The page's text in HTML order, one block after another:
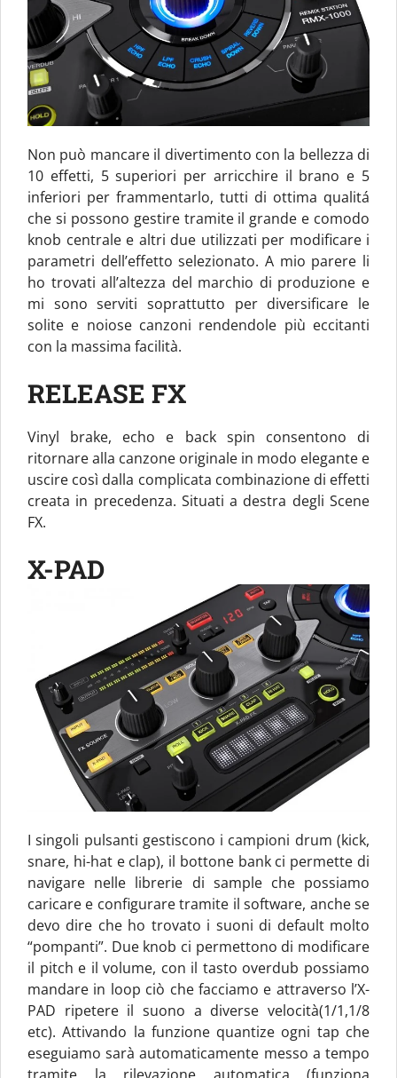
Non può mancare il divertimento con la bellezza di
10 effetti, 5 superiori per arricchire il brano e 5
inferiori per frammentarlo, tutti di ottima qualitá
che si possono gestire tramite il grande e comodo
knob centrale e altri due utilizzati per modificare i
parametri dell’effetto selezionato. A mio parere li
ho trovati all’altezza del marchio di produzione e
mi sono serviti soprattutto per diversificare le
solite e noiose canzoni rendendole più eccitanti
con la massima facilità.
RELEASE FX
Vinyl brake, echo e back spin consentono di
ritornare alla canzone originale in modo elegante e
uscire così dalla complicata combinazione di effetti
creata in precedenza. Situati a destra degli Scene
FX.
X-PAD
I singoli pulsanti gestiscono i campioni drum (kick,
snare, hi-hat e clap), il bottone bank ci permette di
navigare nelle librerie di sample che possiamo
caricare e configurare tramite il software, anche se
devo dire che ho trovato i suoni di default molto
“pompanti”. Due knob ci permettono di modificare
il pitch e il volume, con il tasto overdub possiamo
mandare in loop ciò che facciamo e attraverso l’X-
PAD ripetere il suono a diverse velocità(1/1,1/8
etc). Attivando la funzione quantize ogni tap che
eseguiamo sarà automaticamente messo a tempo